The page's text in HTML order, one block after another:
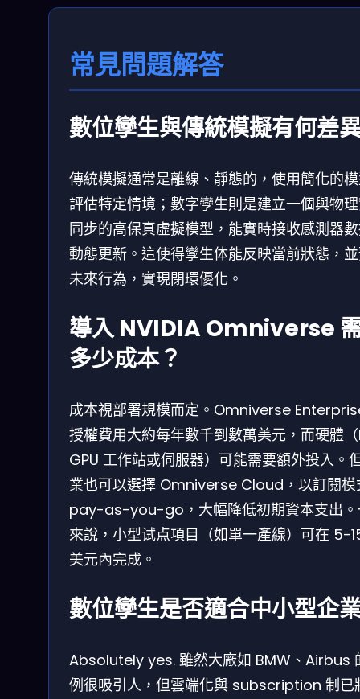
常見問題解答
數位孿生與傳統模擬有何差
傳統模擬通常是離線、靜態的，使用簡化的
評估特定情境；數字孿生則是建立一個與物
同步的高保真虛擬模型，能實時接收感測器
動態更新。這使得孿生体能反映當前狀態，
未來行為，實現閉環優化。
導入 NVIDIA Omniverse
多少成本？
成本視部署規模而定。Omniverse
授權費用大約每年數千到數萬美元，而硬體
GPU 工作站或伺服器）可能需要額外投入。
業也可以選擇 Omniverse Cloud，以訂閱模
pay-as-you-go，大幅降低初期資本支出。
來說，小型试点項目（如單一產線）可在 5-
美元內完成。
數位孿生是否適合中小型企
Absolutely yes. 雖然大廠如 BMW、Airbus
例很吸引人，但雲端化與 subscription 制已